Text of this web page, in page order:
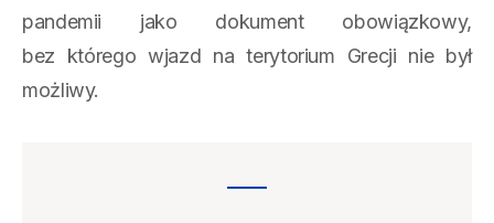
pandemii jako dokument obowiązkowy,
bez którego wjazd na terytorium Grecji nie był
możliwy.